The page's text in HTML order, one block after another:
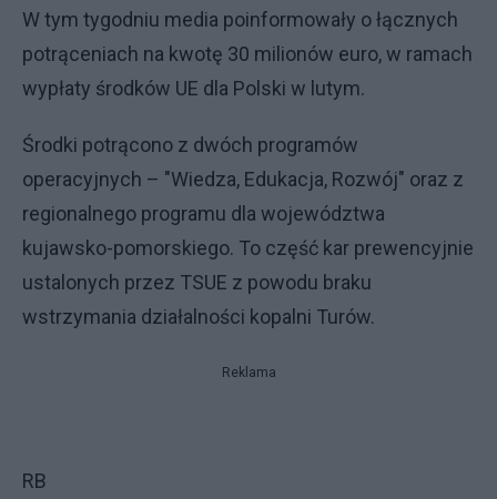
W tym tygodniu media poinformowały o łącznych
potrąceniach na kwotę 30 milionów euro, w ramach
wypłaty środków UE dla Polski w lutym.
Środki potrącono z dwóch programów
operacyjnych – "Wiedza, Edukacja, Rozwój" oraz z
regionalnego programu dla województwa
kujawsko-pomorskiego. To część kar prewencyjnie
ustalonych przez TSUE z powodu braku
wstrzymania działalności kopalni Turów.
Reklama
RB